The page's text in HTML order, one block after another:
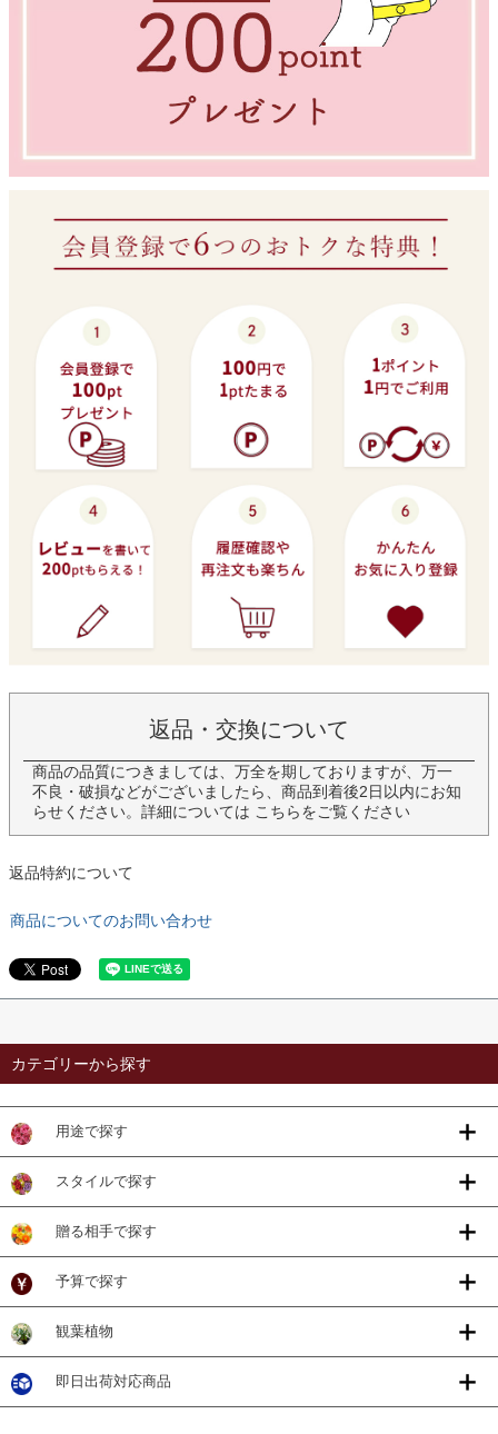
返品・交換について
商品の品質につきましては、万全を期しておりますが、万一
不良・破損などがございましたら、商品到着後2日以内にお知
らせください。詳細については こちらをご覧ください
返品特約について
商品についてのお問い合わせ
カテゴリーから探す
用途で探す
スタイルで探す
贈る相手で探す
予算で探す
観葉植物
即日出荷対応商品